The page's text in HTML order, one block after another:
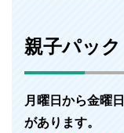
親子パック
月曜日から金曜
があります。